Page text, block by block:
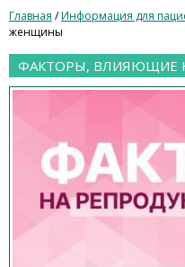
Главная /Информация для
женщины
ФАКТОРЫ, ВЛИЯЮЩИЕ